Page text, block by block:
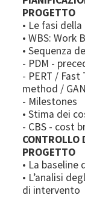
PROGETTO
• Le fasi
• WBS: Work
• Sequenza
- PDM -
- PERT /
method /
- Milestones
• Stima dei
- CBS - cost
CONTROLLO
PROGETTO
• La
• L’analisi
di intervento